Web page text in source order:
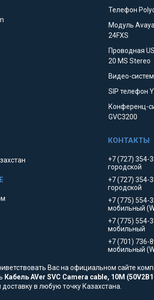
Телефон
Модуль
24FXS
Проводная
20 MS Stereo
Видео-
SIP телефон
Конференц-
GVC3200
+7 (727) 354-
городской
+7 (727) 354-
городской
+7 (775) 554-
мобильный
+7 (775) 554-
мобильный
+7 (701) 736-
мобильный
Вас на официальном сайте
Кабель AVer SVC Camera cable, 10M
доставку в любую точку Казахстана.